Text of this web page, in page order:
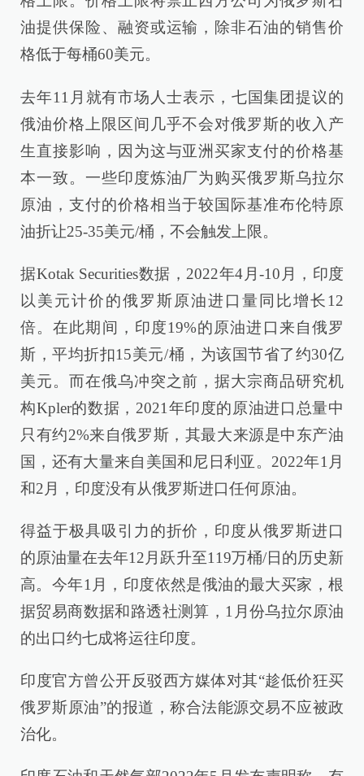
油提供保险、融资或运输，除非石油的销售价
格低于每桶60美元。
去年11月就有市场人士表示，七国集团提议的
俄油价格上限区间几乎不会对俄罗斯的收入产
生直接影响，因为这与亚洲买家支付的价格基
本一致。一些印度炼油厂为购买俄罗斯乌拉尔
原油，支付的价格相当于较国际基准布伦特原
油折让25-35美元/桶，不会触发上限。
据Kotak Securities数据，2022年4月-10月，印度
以美元计价的俄罗斯原油进口量同比增长12
倍。在此期间，印度19%的原油进口来自俄罗
斯，平均折扣15美元/桶，为该国节省了约30亿
美元。而在俄乌冲突之前，据大宗商品研究机
构Kpler的数据，2021年印度的原油进口总量中
只有约2%来自俄罗斯，其最大来源是中东产油
国，还有大量来自美国和尼日利亚。2022年1月
和2月，印度没有从俄罗斯进口任何原油。
得益于极具吸引力的折价，印度从俄罗斯进口
的原油量在去年12月跃升至119万桶/日的历史新
高。今年1月，印度依然是俄油的最大买家，根
据贸易商数据和路透社测算，1月份乌拉尔原油
的出口约七成将运往印度。
印度官方曾公开反驳西方媒体对其“趁低价狂买
俄罗斯原油”的报道，称合法能源交易不应被政
治化。